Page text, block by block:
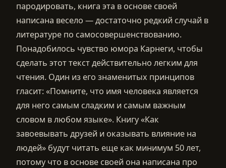
пародировать, книга эта в основе своей
написана весело — достаточно редкий случай в
литературе по самосовершенствованию.
Понадобилось чувство юмора Карнеги, чтобы
сделать этот текст действительно легким для
чтения. Один из его знаменитых принципов
гласит: «Помните, что имя человека является
для него самым сладким и самым важным
словом в любом языке». Книгу «Как
завоевывать друзей и оказывать влияние на
людей» будут читать еще как минимум 50 лет,
потому что в основе своей она написана про